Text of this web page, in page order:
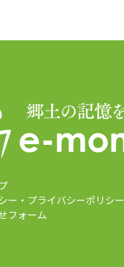
ー・プライバシーポリシー
フォーム